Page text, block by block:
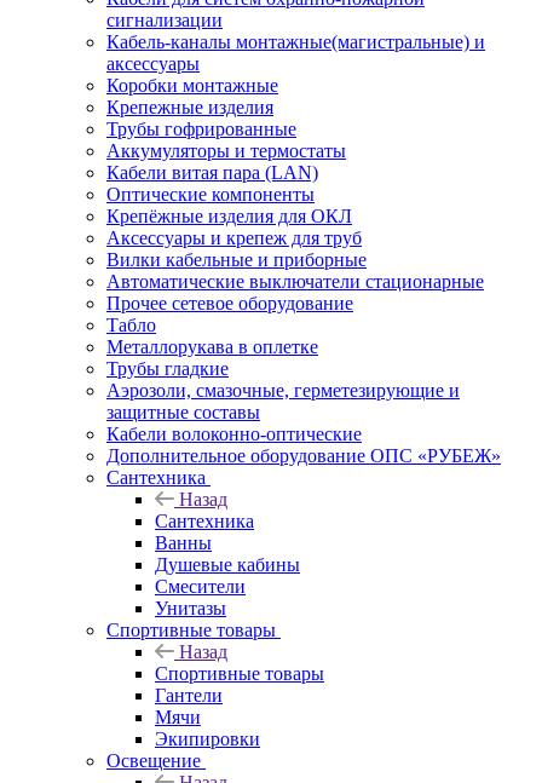
сигнализации
Кабель-каналы монтажные(магистральные) и
аксессуары
Коробки монтажные
Крепежные изделия
Трубы гофрированные
Аккумуляторы и термостаты
Кабели витая пара (LAN)
Оптические компоненты
Крепёжные изделия для ОКЛ
Аксессуары и крепеж для труб
Вилки кабельные и приборные
Автоматические выключатели стационарные
Прочее сетевое оборудование
Табло
Металлорукава в оплетке
Трубы гладкие
Аэрозоли, смазочные, герметезирующие и
защитные составы
Кабели волоконно-оптические
Дополнительное оборудование ОПС «РУБЕЖ»
Сантехника
Назад
Сантехника
Ванны
Душевые кабины
Смесители
Унитазы
Спортивные товары
Назад
Спортивные товары
Гантели
Мячи
Экипировки
Освещение